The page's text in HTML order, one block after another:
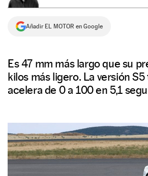
Añadir EL MOTOR en Google
Es 47 mm más largo que su
kilos más ligero. La versión
acelera de 0 a 100 en 5,1